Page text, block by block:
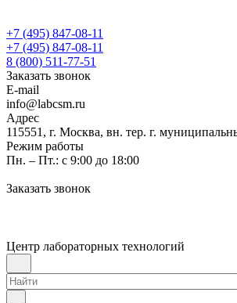
+7 (495) 847-08-11
+7 (495) 847-08-11
8 (800) 511-77-51
Заказать звонок
E-mail
info@labcsm.ru
Адрес
115551, г. Москва, вн. тер. г.
Режим работы
Пн. – Пт.: с 9:00 до 18:00
Заказать звонок
Центр лабораторных технологий